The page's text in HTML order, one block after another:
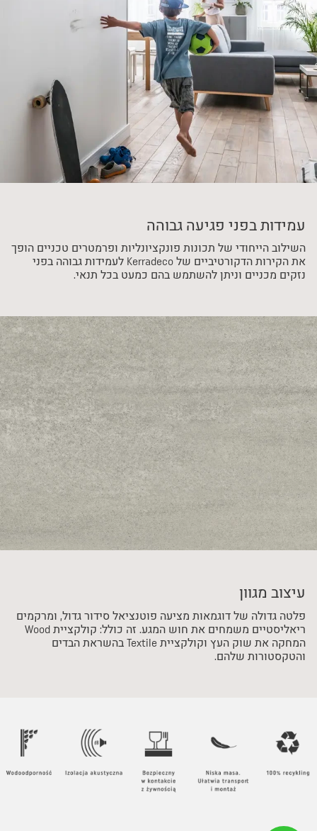
עמידות בפני פגיעה גבוהה
השילוב הייחודי של תכונות פונקציונליות ופרמטרים טכניים הופך
את הקירות הדקורטיביים של Kerradeco לעמידות גבוהה בפני
נזקים מכניים וניתן להשתמש בהם כמעט בכל תנאי.
עיצוב מגוון
פלטה גדולה של דוגמאות מציעה פוטנציאל סידור גדול, ומרקמים
ריאליסטיים משמחים את חוש המגע. זה כולל: קולקציית Wood
המחקה את שוק העץ וקולקציית Textile בהשראת הבדים
והטקסטורות שלהם.